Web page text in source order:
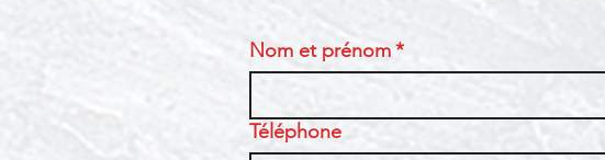
Nom et prénom*
Téléphone